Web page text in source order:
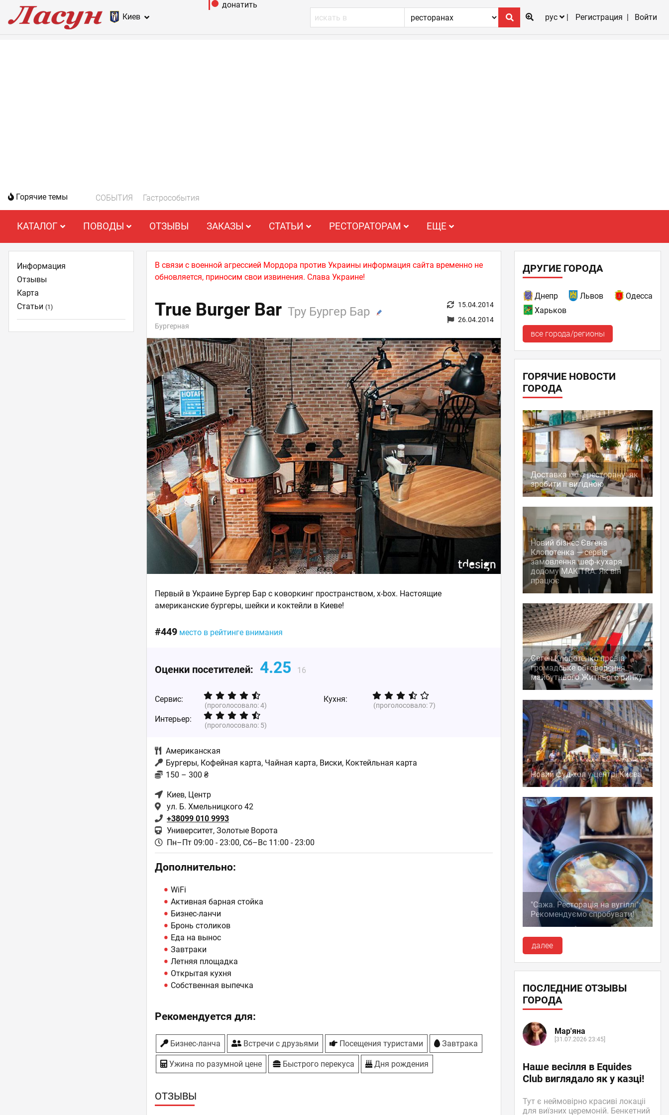
Киев
донатить
рус
Регистрация Войти
Горячие темы СОБЫТИЯ Гастрособытия
КАТАЛОГ ПОВОДЫ ОТЗЫВЫ ЗАКАЗЫ СТАТЬИ РЕСТОРАТОРАМ ЕЩЕ
В связи с военной агрессией Мордора против Украины информация сайта временно не
обновляется, приносим свои извинения. Слава Украине!
True Burger Bar Тру Бургер Бар
Бургерная
15.04.2014
26.04.2014
Первый в Украине Бургер Бар с коворкинг пространством, x-box. Настоящие
американские бургеры, шейки и коктейли в Киеве!
#449 место в рейтинге внимания
Оценки посетителей: 4.25 16
Сервис:
(проголосовало:4)
Кухня:
(проголосовало:7)
Интерьер:
(проголосовало: 5)
Американская
Бургеры, Кофейная карта, Чайная карта, Виски, Коктейльная карта
150 – 300 ₴
Киев, Центр
ул. Б. Хмельницкого 42
+38099 010 9993
Университет, Золотые Ворота
Пн–Пт 09:00 - 23:00, Сб–Вс 11:00 - 23:00
Дополнительно:
WiFi
Активная барная стойка
Бизнес-ланчи
Бронь столиков
Еда на вынос
Завтраки
Летняя площадка
Открытая кухня
Собственная выпечка
Рекомендуется для:
Бизнес-ланча Встречи с друзьями Посещения туристами Завтрака
Ужина по разумной цене Быстрого перекуса Дня рождения
ОТЗЫВЫ
Информация
Отзывы
Карта
Статьи(1)
ДРУГИЕ ГОРОДА
Днепр Львов
Одесса
Харьков
все города/регионы
ГОРЯЧИЕ НОВОСТИ
ГОРОДА
Доставка їжі з ресторану: як
зробити її вигідною
Новий бізнес Євгена
Клопотенка — сервіс
замовлення шеф-кухаря
додому MAKITRA. Як він
працює
Євген Клопотенко провів
громадське обговорення
майбутнього Житнього ринку
Новий фуд-хол у центрі Києва
"Сажа. Ресторація на вугіллі":
Рекомендуємо спробувати!
далее
ПОСЛЕДНИЕ ОТЗЫВЫ
ГОРОДА
Мар'яна
[31.07.2026 23:45]
Наше весілля в Equides
Club виглядало як у казці!
Тут є неймовірно красиві локаціі
для виїзних церемоній. Бенкетний